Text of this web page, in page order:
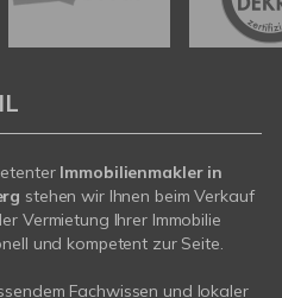
Immobilienmakler in
stehen wir Ihnen beim Verkauf
Vermietung Ihrer Immobilie
und kompetent zur Seite.
Fachwissen und lokaler